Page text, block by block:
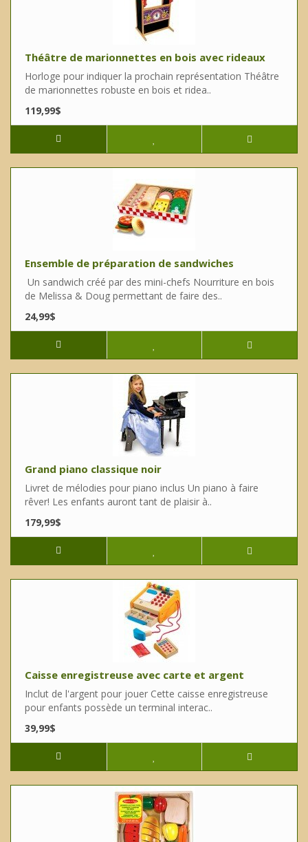
Théâtre de marionnettes en bois avec rideaux
Horloge pour indiquer la prochain représentation Théâtre
de marionnettes robuste en bois et ridea..
119,99$
Ensemble de préparation de sandwiches
Un sandwich créé par des mini-chefs Nourriture en bois
de Melissa & Doug permettant de faire des..
24,99$
Grand piano classique noir
Livret de mélodies pour piano inclus Un piano à faire
rêver! Les enfants auront tant de plaisir à..
179,99$
Caisse enregistreuse avec carte et argent
Inclut de l'argent pour jouer Cette caisse enregistreuse
pour enfants possède un terminal interac..
39,99$